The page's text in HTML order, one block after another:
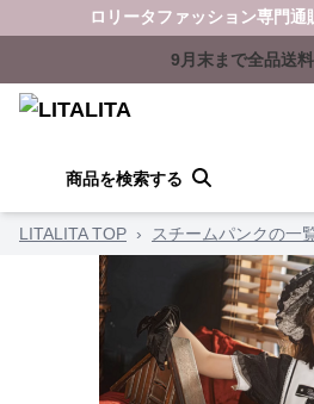
ロリータファッション専門通
9月末まで全品送料
商品を検索する
LITALITA TOP › スチームパンクの一